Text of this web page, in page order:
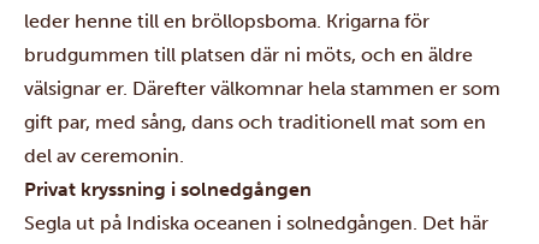
leder henne till en bröllopsboma. Krigarna för
brudgummen till platsen där ni möts, och en äldre
välsignar er. Därefter välkomnar hela stammen er som
gift par, med sång, dans och traditionell mat som en
del av ceremonin.
Privat kryssning i solnedgången
Segla ut på Indiska oceanen i solnedgången. Det här